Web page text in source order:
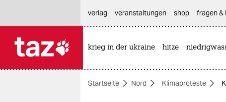
themen
verlag
veranstaltungen shop fragen &
krieg in der ukraine hitze
Startseite Nord Klimaproteste